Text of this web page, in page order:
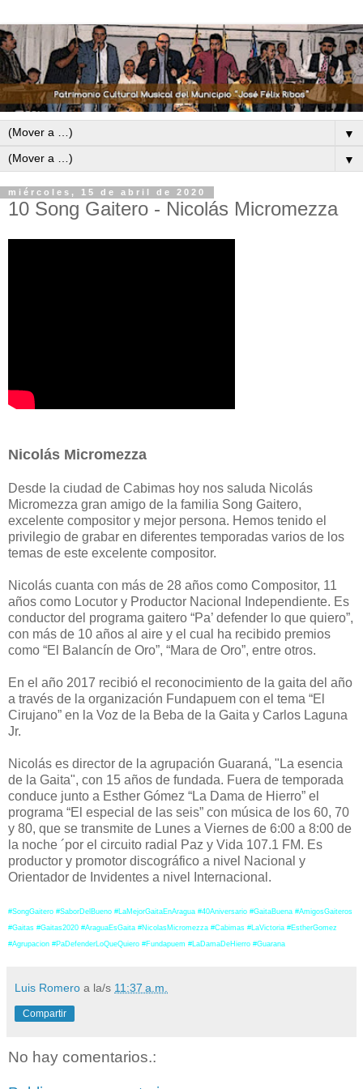
▼
▼
miércoles, 15 de abril de 2020
10 Song Gaitero - Nicolás Micromezza
Nicolás Micromezza
Desde la ciudad de Cabimas hoy nos saluda Nicolás
Micromezza gran amigo de la familia Song Gaitero,
excelente compositor y mejor persona. Hemos tenido el
privilegio de grabar en diferentes temporadas varios de los
temas de este excelente compositor.
Nicolás cuanta con más de 28 años como Compositor, 11
años como Locutor y Productor Nacional Independiente. Es
conductor del programa gaitero “Pa’ defender lo que quiero”,
con más de 10 años al aire y el cual ha recibido premios
como “El Balancín de Oro”, “Mara de Oro”, entre otros.
En el año 2017 recibió el reconocimiento de la gaita del año
a través de la organización Fundapuem con el tema “El
Cirujano” en la Voz de la Beba de la Gaita y Carlos Laguna
Jr.
Nicolás es director de la agrupación Guaraná, "La esencia
de la Gaita", con 15 años de fundada. Fuera de temporada
conduce junto a Esther Gómez “La Dama de Hierro” el
programa “El especial de las seis” con música de los 60, 70
y 80, que se transmite de Lunes a Viernes de 6:00 a 8:00 de
la noche ´por el circuito radial Paz y Vida 107.1 FM. Es
productor y promotor discográfico a nivel Nacional y
Orientador de Invidentes a nivel Internacional.
#SongGaitero #SaborDelBueno #LaMejorGaitaEnAragua #40Aniversario #GaitaBuena #AmigosGaiteros
#Gaitas #Gaitas2020 #AraguaEsGaita #NicolasMicromezza #Cabimas #LaVictoria #EstherGomez
#Agrupacion #PaDefenderLoQueQuiero #Fundapuem #LaDamaDeHierro #Guarana
Luis Romero a la/s 11:37 a.m.
Compartir
No hay comentarios.: